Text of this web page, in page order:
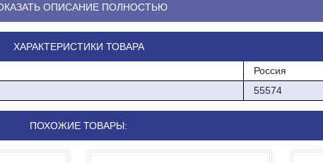
и безопасного материала. RESTOLA уделяет
ОПИСАНИЕ ПОЛНОСТЬЮ
ХАРАКТЕРИСТИКИ ТОВАРА
Россия
55574
ПОХОЖИЕ ТОВАРЫ: